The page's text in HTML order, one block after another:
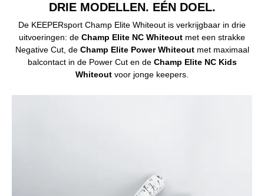
DRIE MODELLEN. EÉN DOEL.
De KEEPERsport Champ Elite Whiteout is verkrijgbaar in drie
uitvoeringen: de Champ Elite NC Whiteout met een strakke
Negative Cut, de Champ Elite Power Whiteoutmet maximaal
balcontact in de Power Cut en de Champ Elite NC Kids
Whiteout voor jonge keepers.